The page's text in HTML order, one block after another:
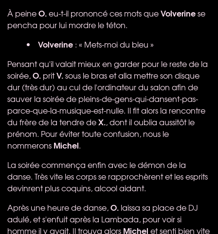
À peineO.eu-t-il prononcé ces mots queVolverinese
pencha pour lui mordre le téton.
Volverine : « Mets-moi du bleu »
Pensant qu'il valait mieux en garder pour le reste de la
soirée,O. pritV.sous le bras et alla mettre son disque
dur (très dur) au cul de l'ordinateur du salon afin de
sauver la soirée de pleins-de-gens-qui-dansent-pas-
parce-que-la-musique-est-nulle. Il fit alors la rencontre
du frère de la tendre deX., dont il oublia aussitôt le
prénom. Pour éviter toute confusion, nous le
nommerons Michel.
La soirée commença enfin avec le démon de la
danse. Très vite les corps se rapprochèrent et les esprits
devinrent plus coquins, alcool aidant.
Après une heure de danse,O. laissa sa place de DJ
adulé, et s'enfuit après la Lambada, pour voir si
homme il y avait. Il trouva alors Michel et senti bien vite